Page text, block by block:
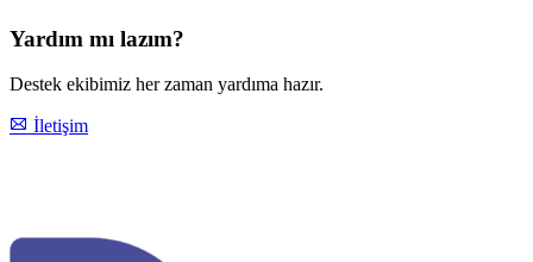
Yardım mı lazım?
Destek ekibimiz her zaman yardıma hazır.
İletişim